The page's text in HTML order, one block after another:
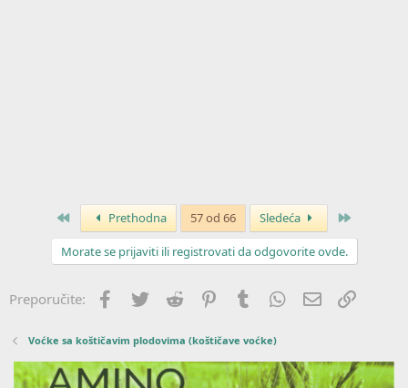
Prvo Prethodna 57 od 66 Sledeća
Morate se prijaviti ili registrovati da odgovorite ovde.
Preporučite: Facebook
Twitter Reddit PinterestTumblr WhatsApp
Imejl
Voćke sa koštičavim plodovima (koštičave voćke)